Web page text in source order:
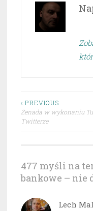
Nawigacja
wpisu
‹ PREVIOUS
Żenada w wykonaniu
Twitterze
477 myśli na
bankowe – nie
Lech